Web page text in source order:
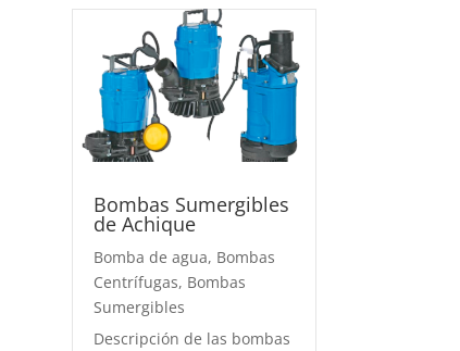
Bombas Sumergibles
de Achique
Bomba de agua, Bombas
Centrífugas, Bombas
Sumergibles
Descripción de las bombas